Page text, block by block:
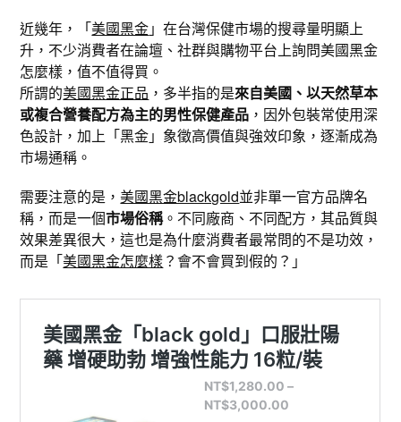
近幾年，「美國黑金」在台灣保健市場的搜尋量明顯上
升，不少消費者在論壇、社群與購物平台上詢問美國黑金
怎麼樣，值不值得買。
所謂的美國黑金正品 ，多半指的是來自美國、以天然草本
或複合營養配方為主的男性保健產品 ，因外包裝常使用深
色設計，加上「黑金」象徵高價值與強效印象，逐漸成為
市場通稱。
需要注意的是，美國黑金blackgold並非單一官方品牌名
稱，而是一個市場俗稱。不同廠商、不同配方，其品質與
效果差異很大，這也是為什麼消費者最常問的不是功效，
而是「美國黑金怎麼樣？會不會買到假的？」